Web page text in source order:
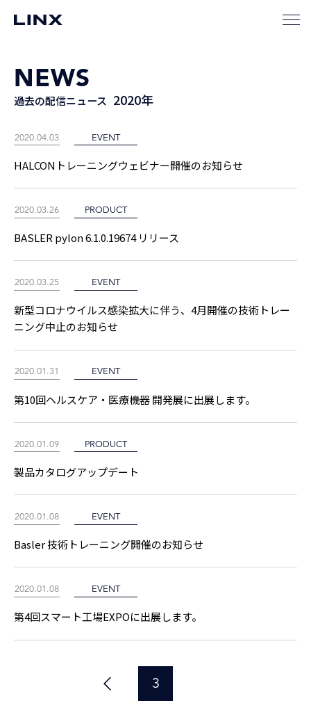
NEWS
過去の配信ニュース 2020年
2020.04.03 EVENT
HALCONトレーニングウェビナー開催のお知らせ
2020.03.26 PRODUCT
BASLER pylon 6.1.0.19674 リリース
2020.03.25 EVENT
新型コロナウイルス感染拡大に伴う、4月開催の技術トレー
ニング中止のお知らせ
2020.01.31 EVENT
第10回ヘルスケア・医療機器 開発展に出展します。
2020.01.09 PRODUCT
製品カタログアップデート
2020.01.08 EVENT
Basler 技術トレーニング開催のお知らせ
2020.01.08 EVENT
第4回スマート工場EXPOに出展します。
3